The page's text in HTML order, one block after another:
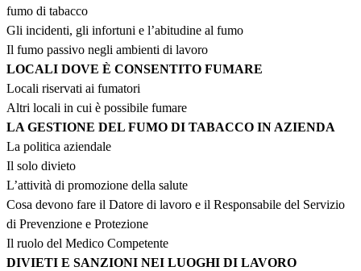
fumo di tabacco
Gli incidenti, gli infortuni e l’abitudine al fumo
Il fumo passivo negli ambienti di lavoro
LOCALI DOVE È CONSENTITO FUMARE
Locali riservati ai fumatori
Altri locali in cui è possibile fumare
LA GESTIONE DEL FUMO DI TABACCO IN AZIENDA
La politica aziendale
Il solo divieto
L’attività di promozione della salute
Cosa devono fare il Datore di lavoro e il Responsabile del Servizio
di Prevenzione e Protezione
Il ruolo del Medico Competente
DIVIETI E SANZIONI NEI LUOGHI DI LAVORO